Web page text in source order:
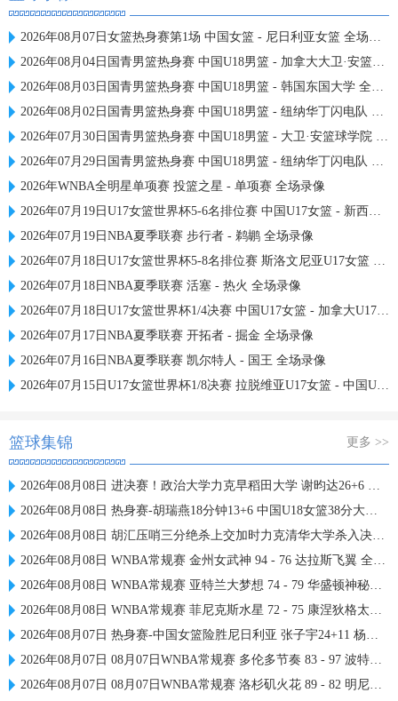
2026年08月07日女篮热身赛第1场 中国女篮 - 尼日利亚女篮 全场录像
2026年08月04日国青男篮热身赛 中国U18男篮 - 加拿大大卫·安篮球学院 全场录像
2026年08月03日国青男篮热身赛 中国U18男篮 - 韩国东国大学 全场录像
2026年08月02日国青男篮热身赛 中国U18男篮 - 纽纳华丁闪电队 全场录像
2026年07月30日国青男篮热身赛 中国U18男篮 - 大卫·安篮球学院 全场录像
2026年07月29日国青男篮热身赛 中国U18男篮 - 纽纳华丁闪电队 全场录像
2026年WNBA全明星单项赛 投篮之星 - 单项赛 全场录像
2026年07月19日U17女篮世界杯5-6名排位赛 中国U17女篮 - 新西兰U17女篮 全场录像
2026年07月19日NBA夏季联赛 步行者 - 鹈鹕 全场录像
2026年07月18日U17女篮世界杯5-8名排位赛 斯洛文尼亚U17女篮 - 中国U17女篮 全场录像
2026年07月18日NBA夏季联赛 活塞 - 热火 全场录像
2026年07月18日U17女篮世界杯1/4决赛 中国U17女篮 - 加拿大U17女篮 录像
2026年07月17日NBA夏季联赛 开拓者 - 掘金 全场录像
2026年07月16日NBA夏季联赛 凯尔特人 - 国王 全场录像
2026年07月15日U17女篮世界杯1/8决赛 拉脱维亚U17女篮 - 中国U17女篮 录像
篮球集锦 更多 >>
2026年08月08日 进决赛！政治大学力克早稻田大学 谢昀达26+6 波波卡22+15+7
2026年08月08日 热身赛-胡瑞燕18分钟13+6 中国U18女篮38分大胜蒙古女篮
2026年08月08日 胡汇压哨三分绝杀上交加时力克清华大学杀入决赛 陈天灿三双
2026年08月08日 WNBA常规赛 金州女武神 94 - 76 达拉斯飞翼 全场集锦
2026年08月08日 WNBA常规赛 亚特兰大梦想 74 - 79 华盛顿神秘人 全场集锦
2026年08月08日 WNBA常规赛 菲尼克斯水星 72 - 75 康涅狄格太阳 全场集锦
2026年08月07日 热身赛-中国女篮险胜尼日利亚 张子宇24+11 杨舒予12+6
2026年08月07日 08月07日WNBA常规赛 多伦多节奏 83 - 97 波特兰火焰 集锦
2026年08月07日 08月07日WNBA常规赛 洛杉矶火花 89 - 82 明尼苏达山猫 全场集锦